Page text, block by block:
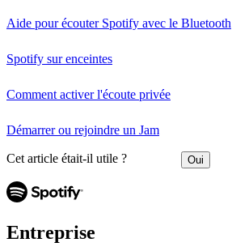
Aide pour écouter Spotify avec le Bluetooth
Spotify sur enceintes
Comment activer l'écoute privée
Démarrer ou rejoindre un Jam
Cet article était-il utile ? Oui
Entreprise